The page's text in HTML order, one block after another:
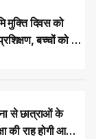
मुक्ति दिवस को
बच्चों को दवा
से छात्राओं के
की राह होगी आसान: